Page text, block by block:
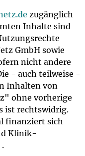
zugänglich
Inhalte sind
GmbH sowie
nicht andere
- auch teilweise -
Inhalten von
ohne vorherige
ist rechtswidrig.
finanziert sich
Klinik-